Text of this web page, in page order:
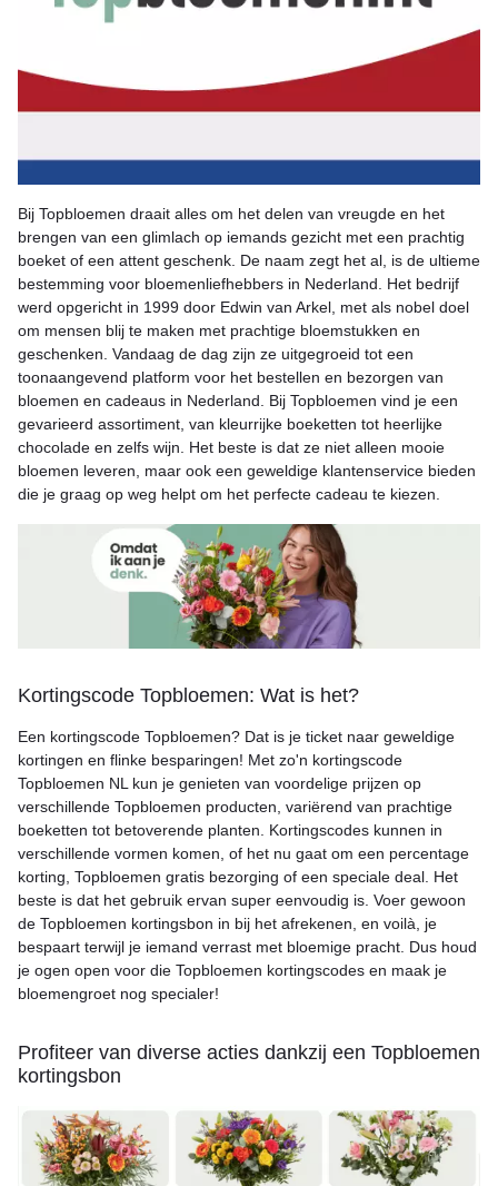
Bij Topbloemen draait alles om het delen van vreugde en het
brengen van een glimlach op iemands gezicht met een prachtig
boeket of een attent geschenk. De naam zegt het al, is de ultieme
bestemming voor bloemenliefhebbers in Nederland. Het bedrijf
werd opgericht in 1999 door Edwin van Arkel, met als nobel doel
om mensen blij te maken met prachtige bloemstukken en
geschenken. Vandaag de dag zijn ze uitgegroeid tot een
toonaangevend platform voor het bestellen en bezorgen van
bloemen en cadeaus in Nederland. Bij Topbloemen vind je een
gevarieerd assortiment, van kleurrijke boeketten tot heerlijke
chocolade en zelfs wijn. Het beste is dat ze niet alleen mooie
bloemen leveren, maar ook een geweldige klantenservice bieden
die je graag op weg helpt om het perfecte cadeau te kiezen.
Kortingscode Topbloemen: Wat is het?
Een kortingscode Topbloemen? Dat is je ticket naar geweldige
kortingen en flinke besparingen! Met zo'n kortingscode
Topbloemen NL kun je genieten van voordelige prijzen op
verschillende Topbloemen producten, variërend van prachtige
boeketten tot betoverende planten. Kortingscodes kunnen in
verschillende vormen komen, of het nu gaat om een percentage
korting, Topbloemen gratis bezorging of een speciale deal. Het
beste is dat het gebruik ervan super eenvoudig is. Voer gewoon
de Topbloemen kortingsbon in bij het afrekenen, en voilà, je
bespaart terwijl je iemand verrast met bloemige pracht. Dus houd
je ogen open voor die Topbloemen kortingscodes en maak je
bloemengroet nog specialer!
Profiteer van diverse acties dankzij een Topbloemen
kortingsbon